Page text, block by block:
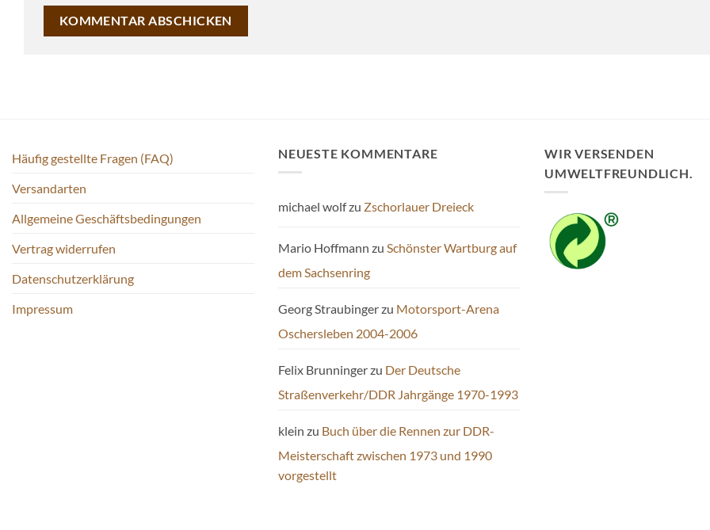
Häufig gestellte Fragen (FAQ)
Versandarten
Allgemeine Geschäftsbedingungen
Vertrag widerrufen
Datenschutzerklärung
Impressum
NEUESTE KOMMENTARE
michael wolfzu Zschorlauer Dreieck
Mario Hoffmann zu Schönster Wartburg auf
dem Sachsenring
Georg Straubingerzu Motorsport-Arena
Oschersleben 2004-2006
Felix Brunningerzu Der Deutsche
Straßenverkehr/DDR Jahrgänge 1970-1993
klein zu Buch über die Rennen zur DDR-
Meisterschaft zwischen 1973 und 1990
vorgestellt
WIR VERSENDEN
UMWELTFREUNDLICH.